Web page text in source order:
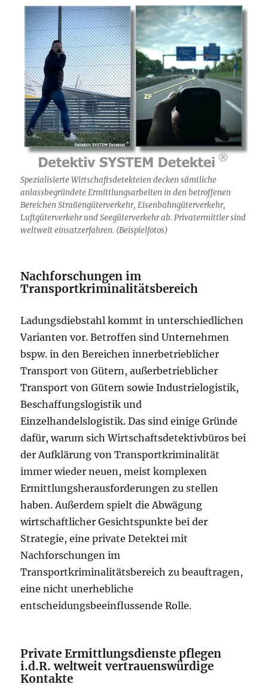
Spezialisierte Wirtschaftsdetekteien decken sämtliche
anlassbegründete Ermittlungsarbeiten in den betroffenen
Bereichen Straßengüterverkehr, Eisenbahngüterverkehr,
Luftgüterverkehr und Seegüterverkehr ab. Privatermittler sind
weltweit einsatzerfahren. (Beispielfotos)
Nachforschungen im
Transportkriminalitätsbereich
Ladungsdiebstahl kommt in unterschiedlichen
Varianten vor. Betroffen sind Unternehmen
bspw. in den Bereichen innerbetrieblicher
Transport von Gütern, außerbetrieblicher
Transport von Gütern sowie Industrielogistik,
Beschaffungslogistik und
Einzelhandelslogistik. Das sind einige Gründe
dafür, warum sich Wirtschaftsdetektivbüros bei
der Aufklärung von Transportkriminalität
immer wieder neuen, meist komplexen
Ermittlungsherausforderungen zu stellen
haben. Außerdem spielt die Abwägung
wirtschaftlicher Gesichtspunkte bei der
Strategie, eine private Detektei mit
Nachforschungen im
Transportkriminalitätsbereich zu beauftragen,
eine nicht unerhebliche
entscheidungsbeeinflussende Rolle.
Private Ermittlungsdienste pflegen
i.d.R. weltweit vertrauenswürdige
Kontakte